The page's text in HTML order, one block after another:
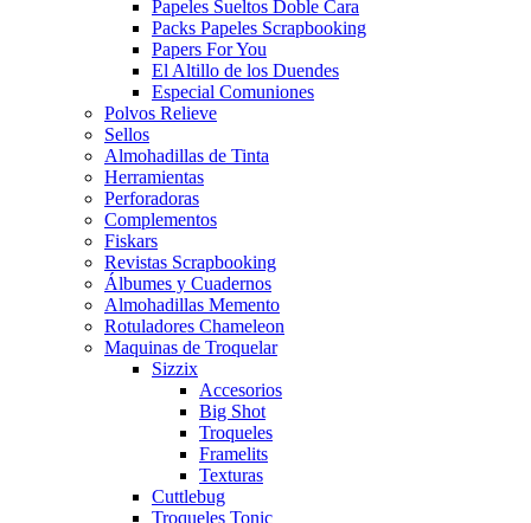
Papeles Sueltos Doble Cara
Packs Papeles Scrapbooking
Papers For You
El Altillo de los Duendes
Especial Comuniones
Polvos Relieve
Sellos
Almohadillas de Tinta
Herramientas
Perforadoras
Complementos
Fiskars
Revistas Scrapbooking
Álbumes y Cuadernos
Almohadillas Memento
Rotuladores Chameleon
Maquinas de Troquelar
Sizzix
Accesorios
Big Shot
Troqueles
Framelits
Texturas
Cuttlebug
Troqueles Tonic